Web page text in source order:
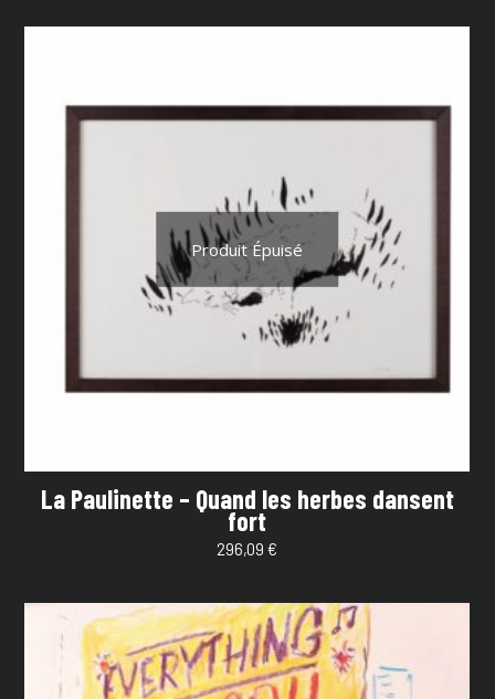
Produit Épuisé
La Paulinette – Quand les herbes dansent
fort
296,09 €